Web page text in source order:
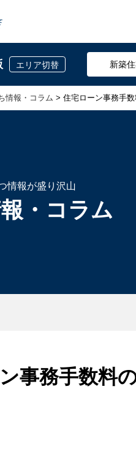
エリア切替 新築
情報・コラム > 住宅ローン事務手
情報が盛り沢山
・コラム
事務手数料